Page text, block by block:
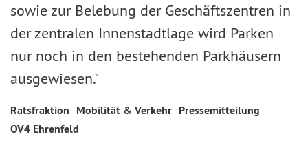
sowie zur Belebung der Geschäftszentren in
der zentralen Innenstadtlage wird Parken
nur noch in den bestehenden Parkhäusern
ausgewiesen."
Ratsfraktion Mobilität & Verkehr Pressemitteilung
OV4 Ehrenfeld